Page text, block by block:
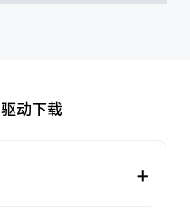
驱动下载
+